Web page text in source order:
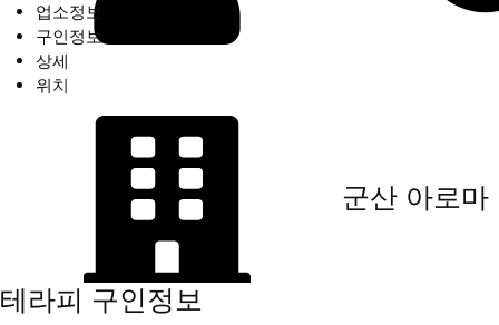
업소정보
구인정보
상세
위치
군산 아로마
테라피 구인정보